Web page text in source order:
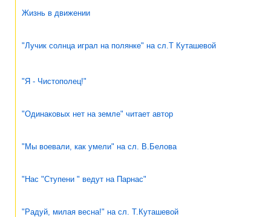
Жизнь в движении
"Лучик солнца играл на полянке" на сл.Т Куташевой
"Я - Чистополец!"
"Одинаковых нет на земле" читает автор
"Мы воевали, как умели" на сл. В.Белова
"Нас "Ступени " ведут на Парнас"
"Радуй, милая весна!" на сл. Т.Куташевой